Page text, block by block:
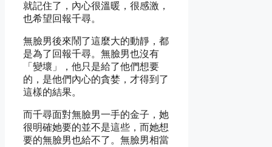
就記住了，內心很溫暖，很感激，
也希望回報千尋。
無臉男後來鬧了這麼大的動靜，都
是為了回報千尋。無臉男也沒有
「變壞」，他只是給了他們想要
的，是他們內心的貪婪，才得到了
這樣的結果。
而千尋面對無臉男一手的金子，她
很明確她要的並不是這些，而她想
要的無臉男也給不了。無臉男相當